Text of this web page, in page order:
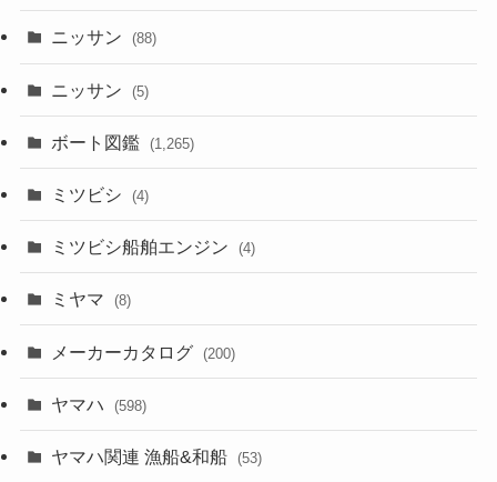
ニッサン (88)
ニッサン (5)
ボート図鑑 (1,265)
ミツビシ (4)
ミツビシ船舶エンジン (4)
ミヤマ (8)
メーカーカタログ (200)
ヤマハ (598)
ヤマハ関連 漁船&和船 (53)